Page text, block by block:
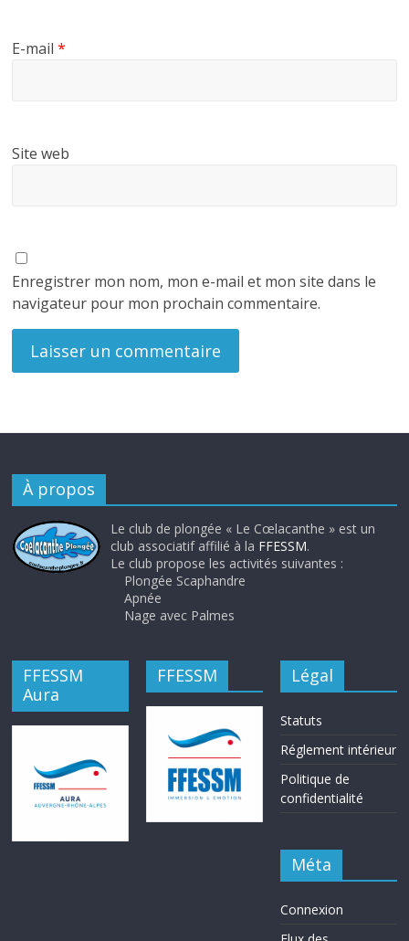
E-mail*
Site web
Enregistrer mon nom, mon e-mail et mon site dans le
navigateur pour mon prochain commentaire.
À propos
Le club de plongée « Le Cœlacanthe » est un
club associatif affilié à la FFESSM.
Le club propose les activités suivantes :
Plongée Scaphandre
Apnée
Nage avec Palmes
FFESSM
Aura
FFESSM Légal
Statuts
Réglement intérieur
Politique de
confidentialité
Méta
Connexion